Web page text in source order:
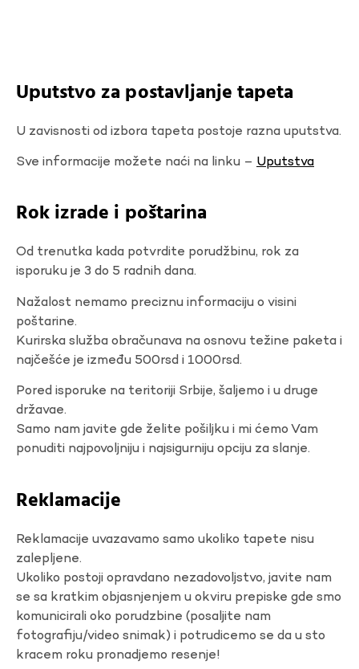
Uputstvo za postavljanje tapeta
U zavisnosti od izbora tapeta postoje razna uputstva.
Sve informacije možete naći na linku – Uputstva
Rok izrade i poštarina
Od trenutka kada potvrdite porudžbinu, rok za
isporuku je 3 do 5 radnih dana.
Nažalost nemamo preciznu informaciju o visini
poštarine.
Kurirska služba obračunava na osnovu težine paketa i
najčešće je između 500rsd i 1000rsd.
Pored isporuke na teritoriji Srbije, šaljemo i u druge
državae.
Samo nam javite gde želite pošiljku i mi ćemo Vam
ponuditi najpovoljniju i najsigurniju opciju za slanje.
Reklamacije
Reklamacije uvazavamo samo ukoliko tapete nisu
zalepljene.
Ukoliko postoji opravdano nezadovoljstvo, javite nam
se sa kratkim objasnjenjem u okviru prepiske gde smo
komunicirali oko porudzbine (posaljite nam
fotografiju/video snimak) i potrudicemo se da u sto
kracem roku pronadjemo resenje!